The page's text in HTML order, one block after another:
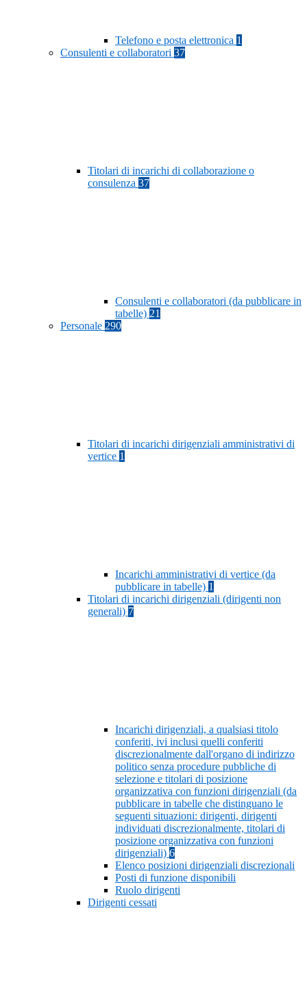
Telefono e posta elettronica 1
Consulenti e collaboratori 37
Titolari di incarichi di collaborazione o
consulenza 37
Consulenti e collaboratori (da pubblicare in
tabelle) 21
Personale 290
Titolari di incarichi dirigenziali amministrativi di
vertice 1
Incarichi amministrativi di vertice (da
pubblicare in tabelle) 1
Titolari di incarichi dirigenziali (dirigenti non
generali) 7
Incarichi dirigenziali, a qualsiasi titolo
conferiti, ivi inclusi quelli conferiti
discrezionalmente dall'organo di indirizzo
politico senza procedure pubbliche di
selezione e titolari di posizione
organizzativa con funzioni dirigenziali (da
pubblicare in tabelle che distinguano le
seguenti situazioni: dirigenti, dirigenti
individuati discrezionalmente, titolari di
posizione organizzativa con funzioni
dirigenziali) 6
Elenco posizioni dirigenziali discrezionali
Posti di funzione disponibili
Ruolo dirigenti
Dirigenti cessati